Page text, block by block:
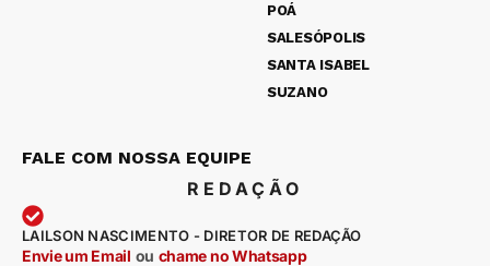
POÁ
SALESÓPOLIS
SANTA ISABEL
SUZANO
FALE COM NOSSA EQUIPE
REDAÇÃO
LAILSON NASCIMENTO - DIRETOR DE REDAÇÃO
Envie um Email ou chame no Whatsapp